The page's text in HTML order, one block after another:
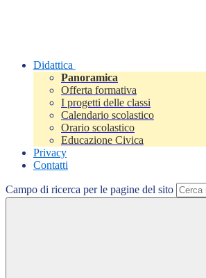
Didattica
Panoramica
Offerta formativa
I progetti delle classi
Calendario scolastico
Orario scolastico
Educazione Civica
Privacy
Contatti
Campo di ricerca per le pagine del sito